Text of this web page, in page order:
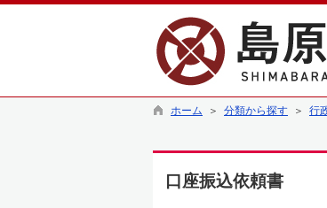
ホーム ＞ 分類から探す ＞ 行
口座振込依頼書